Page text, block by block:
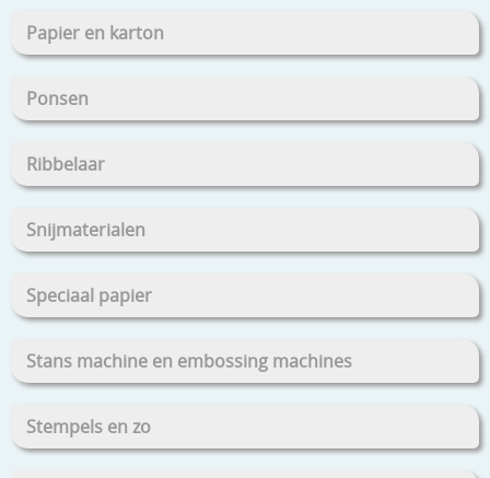
Papier en karton
Ponsen
Ribbelaar
Snijmaterialen
Speciaal papier
Stans machine en embossing machines
Stempels en zo